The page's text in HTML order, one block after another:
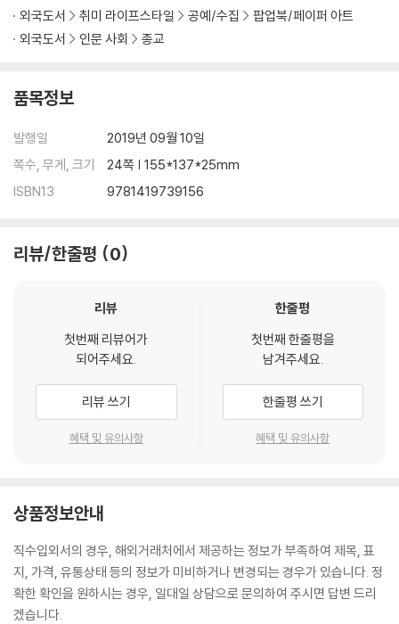
외국도서
취미 라이프스타일 공예/수집
팝업북/페이퍼 아트
외국도서
인문 사회 종교
품목정보
발행일
2019년 09월 10일
쪽수, 무게, 크기
24쪽 | 155*137*25mm
ISBN13
9781419739156
리뷰/한줄평 0
리뷰
첫번째 리뷰어가
되어주세요.
리뷰 쓰기
혜택 및 유의사항
한줄평
첫번째 한줄평을
남겨주세요.
한줄평 쓰기
혜택 및 유의사항
상품정보안내
직수입외서의 경우, 해외거래처에서 제공하는 정보가 부족하여 제목, 표
지, 가격, 유통상태 등의 정보가 미비하거나 변경되는 경우가 있습니다. 정
확한 확인을 원하시는 경우, 일대일 상담으로 문의하여 주시면 답변 드리
겠습니다.